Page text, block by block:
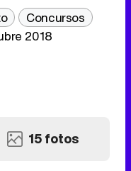
Concursos
2018
15 fotos